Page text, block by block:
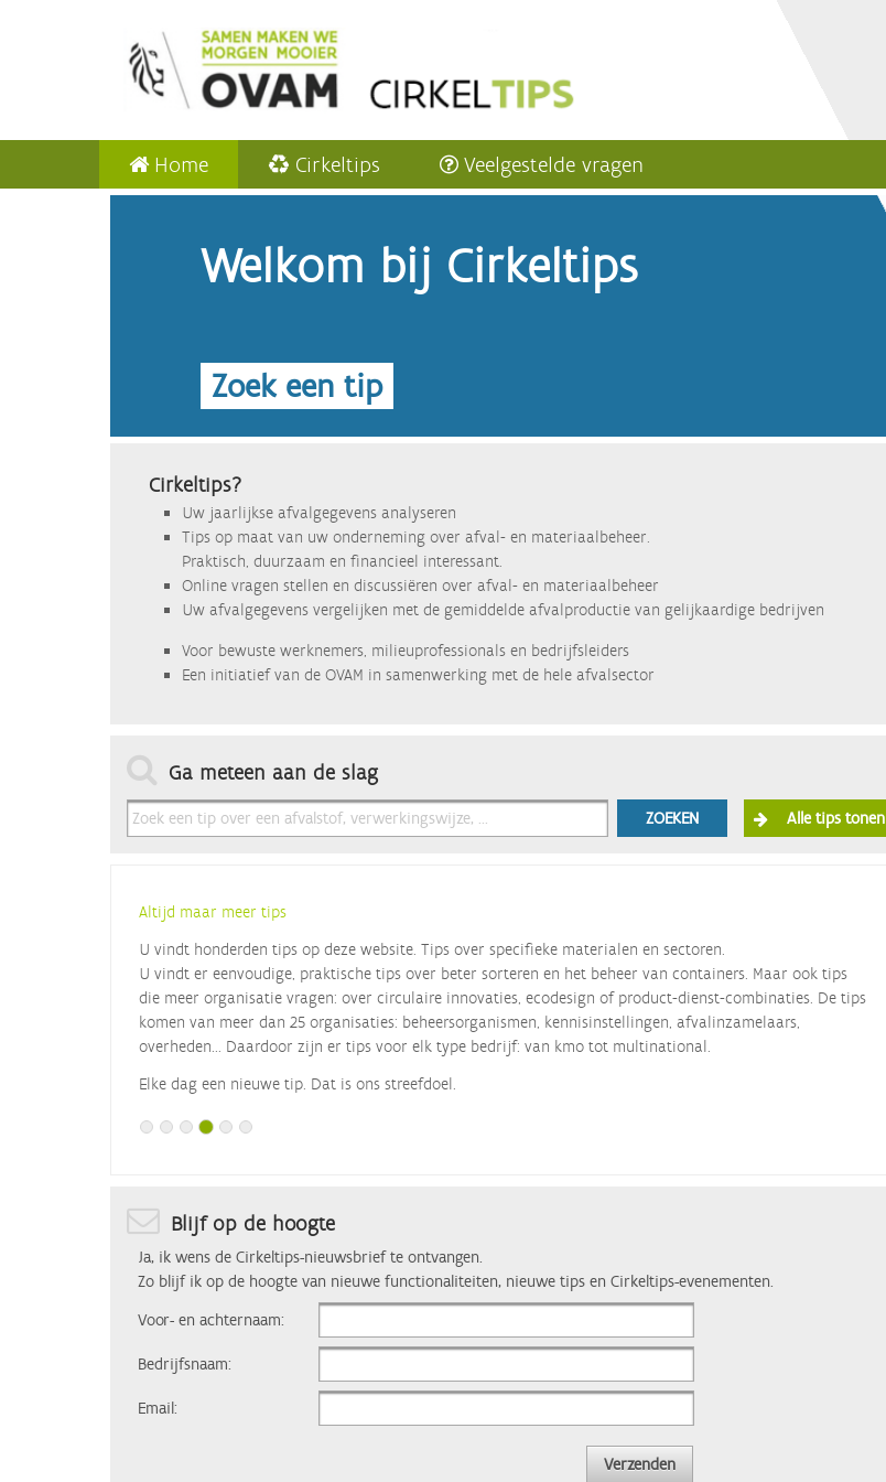
Home Cirkeltips Veelgestelde vragen
Welkom bij Cirkeltips
Zoek een tip
Cirkeltips?
Uw jaarlijkse afvalgegevens analyseren
Tips op maat van uw onderneming over afval- en materiaalbeheer.
Praktisch, duurzaam en financieel interessant.
Online vragen stellen en discussiëren over afval- en materiaalbeheer
Uw afvalgegevens vergelijken met de gemiddelde afvalproductie van gelijkaardige bedrijven
Voor bewuste werknemers, milieuprofessionals en bedrijfsleiders
Een initiatief van de OVAM in samenwerking met de hele afvalsector
Ga meteen aan de slag
ZOEKEN Alle tips tonen
Altijd maar meer tips
U vindt honderden tips op deze website. Tips over specifieke materialen en sectoren.
U vindt er eenvoudige, praktische tips over beter sorteren en het beheer van containers. Maar ook tips
die meer organisatie vragen: over circulaire innovaties, ecodesign of product-dienst-combinaties. De tips
komen van meer dan 25 organisaties: beheersorganismen, kennisinstellingen, afvalinzamelaars,
overheden... Daardoor zijn er tips voor elk type bedrijf: van kmo tot multinational.
Elke dag een nieuwe tip. Dat is ons streefdoel.
Blijf op de hoogte
Ja, ik wens de Cirkeltips-nieuwsbrief te ontvangen.
Zo blijf ik op de hoogte van nieuwe functionaliteiten, nieuwe tips en Cirkeltips-evenementen.
Voor- en achternaam:
Bedrijfsnaam:
Email:
Verzenden